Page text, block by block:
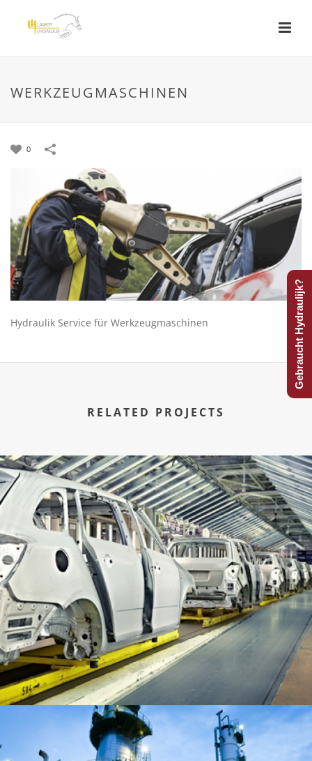
WERKZEUGMASCHINEN
0
Hydraulik Service für Werkzeugmaschinen
RELATED PROJECTS
Gebraucht Hydraulijk?